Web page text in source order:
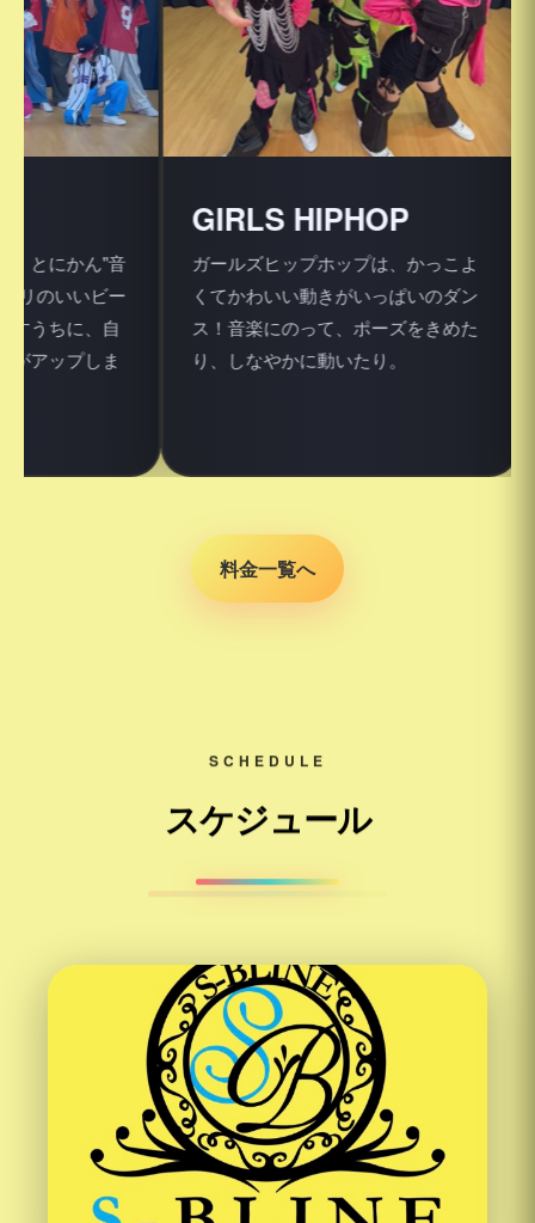
ん"音
ビー
、自
しま
GIRLS HIPHOP
ガールズヒップホップは、かっこよ
くてかわいい動きがいっぱいのダン
ス！音楽にのって、ポーズをきめた
り、しなやかに動いたり。
ティス
るクラ
料金一覧へ
SCHEDULE
スケジュール